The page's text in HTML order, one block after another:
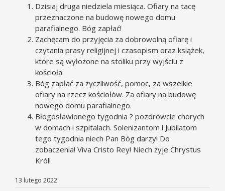
Dzisiaj druga niedziela miesiąca. Ofiary na tacę
przeznaczone na budowę nowego domu
parafialnego. Bóg zapłać!
Zachęcam do przyjęcia za dobrowolną ofiarę i
czytania prasy religijnej i czasopism oraz książek,
które są wyłożone na stoliku przy wyjściu z
kościoła.
Bóg zapłać za życzliwość, pomoc, za wszelkie
ofiary na rzecz kościołów. Za ofiary na budowę
nowego domu parafialnego.
Błogosławionego tygodnia ? pozdrówcie chorych
w domach i szpitalach. Solenizantom i Jubilatom
tego tygodnia niech Pan Bóg darzy! Do
zobaczenia! Viva Cristo Rey! Niech żyje Chrystus
Król!
13 lutego 2022